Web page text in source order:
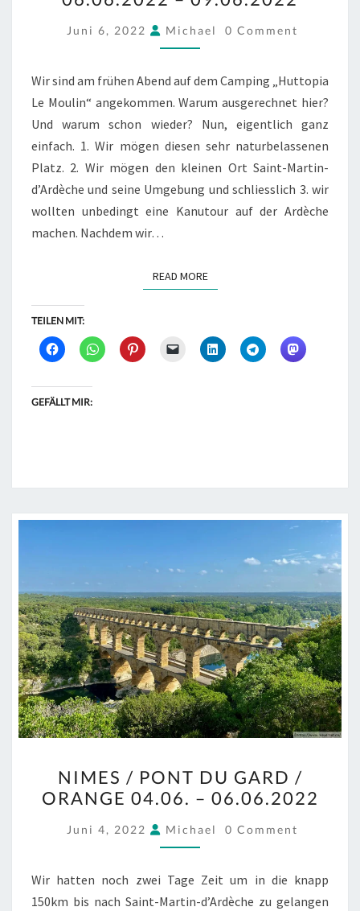
D’ARDÈCHE
06.06.2022
–
Juni 6, 2022 Michael COMMENTS
0 Comment
Wir sind am frühen Abend auf dem Camping „Huttopia
Le Moulin“ angekommen. Warum ausgerechnet hier?
Und warum schon wieder? Nun, eigentlich ganz
einfach. 1. Wir mögen diesen sehr naturbelassenen
Platz. 2. Wir mögen den kleinen Ort Saint-Martin-
d’Ardèche und seine Umgebung und schliesslich 3. wir
wollten unbedingt eine Kanutour auf der Ardèche
machen. Nachdem wir…
READ MOREREAD MORE
TEILEN MIT:
GEFÄLLT MIR:
PONT
DU
GARD
ORANGE
NIMES / PONT DU GARD /
ORANGE 04.06. – 06.06.2022
Juni 4, 2022 Michael COMMENTS
0 Comment
Wir hatten noch zwei Tage Zeit um in die knapp
150km bis nach Saint-Martin-d’Ardèche zu gelangen